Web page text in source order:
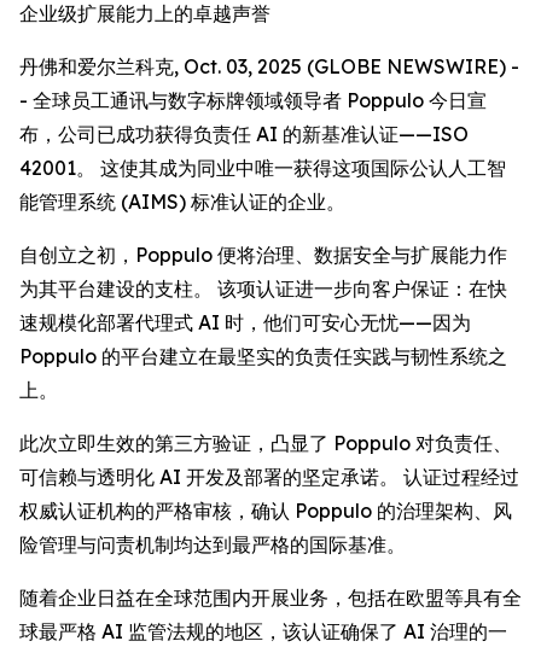
企业级扩展能力上的卓越声誉
丹佛和爱尔兰科克, Oct. 03, 2025 (GLOBE NEWSWIRE) -
- 全球员工通讯与数字标牌领域领导者 Poppulo 今日宣
布，公司已成功获得负责任 AI 的新基准认证——ISO
42001。 这使其成为同业中唯一获得这项国际公认人工智
能管理系统 (AIMS) 标准认证的企业。
自创立之初，Poppulo 便将治理、数据安全与扩展能力作
为其平台建设的支柱。 该项认证进一步向客户保证：在快
速规模化部署代理式 AI 时，他们可安心无忧——因为
Poppulo 的平台建立在最坚实的负责任实践与韧性系统之
上。
此次立即生效的第三方验证，凸显了 Poppulo 对负责任、
可信赖与透明化 AI 开发及部署的坚定承诺。 认证过程经过
权威认证机构的严格审核，确认 Poppulo 的治理架构、风
险管理与问责机制均达到最严格的国际基准。
随着企业日益在全球范围内开展业务，包括在欧盟等具有全
球最严格 AI 监管法规的地区，该认证确保了 AI 治理的一